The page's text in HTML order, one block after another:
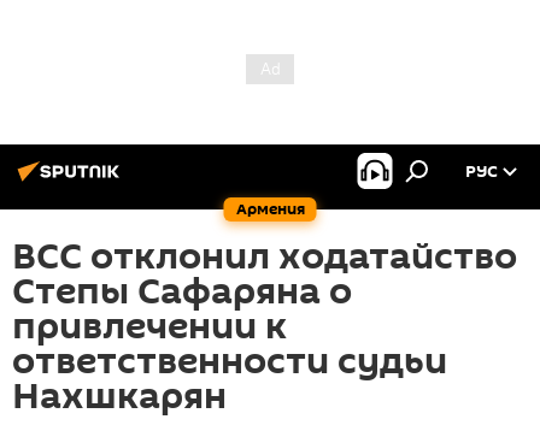
Армения
РУС
ВСС отклонил ходатайство
Степы Сафаряна о
привлечении к
ответственности судьи
Нахшкарян